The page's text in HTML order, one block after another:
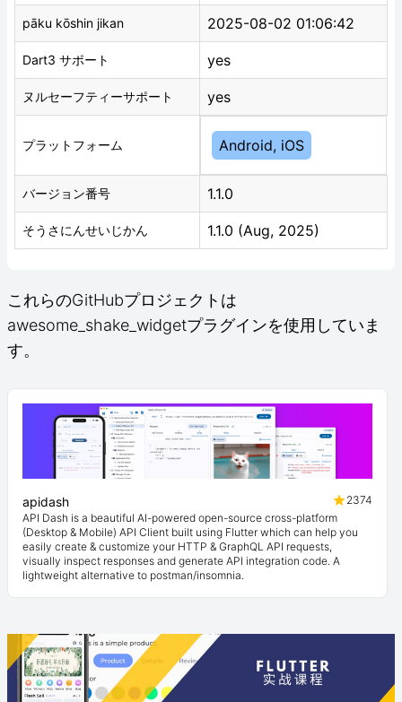
pāku kōshin jikan 2025-08-02 01:06:42
Dart3 サポート yes
ヌルセーフティーサポート yes
プラットフォーム Android, iOS
バージョン番号 1.1.0
そうさにんせいじかん 1.1.0 (Aug, 2025)
これらのGitHubプロジェクトは
awesome_shake_widgetプラグインを使用していま
す。
apidash
2374
API Dash is a beautiful AI-powered open-source cross-platform
(Desktop & Mobile) API Client built using Flutter which can help you
easily create & customize your HTTP & GraphQL API requests,
visually inspect responses and generate API integration code. A
lightweight alternative to postman/insomnia.